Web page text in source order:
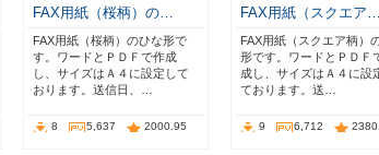
FAX用紙（桜柄）の…
FAX用紙（桜柄）のひな形で
す。ワードとＰＤＦで作成
し、サイズはＡ４に設定して
おります。送信日、…
8 5,637 2000.95
FAX用紙（スクエア…
FAX用紙（スクエア柄）
形です。ワードとＰＤＦ
成し、サイズはＡ４に設
ております。送…
9 6,712